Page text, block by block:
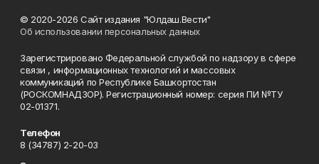
© 2020-2026 Сайт издания "Юлдаш.Вести"
Об использовании персональных данных
Зарегистрировано Федеральной службой по надзору в сфере
связи , информационных технологий и массовых
коммуникаций по Республике Башкортостан
(РОСКОМНАДЗОР). Регистрационный номер: серия ПИ №ТУ
02-01371.
Телефон
8 (34787) 2-20-03